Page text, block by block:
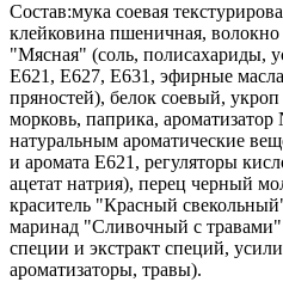
Состав:мука соевая
клейковина пшеничная,
"Мясная" (соль, полисахариды,
Е621, Е627, Е631, эфирные
пряностей), белок соевый,
морковь, паприка,
натуральным ароматические
и аромата Е621, регуляторы
ацетат натрия), перец черный
краситель "Красный
маринад "Сливочный с травами"
специи и экстракт специй,
ароматизаторы, травы).